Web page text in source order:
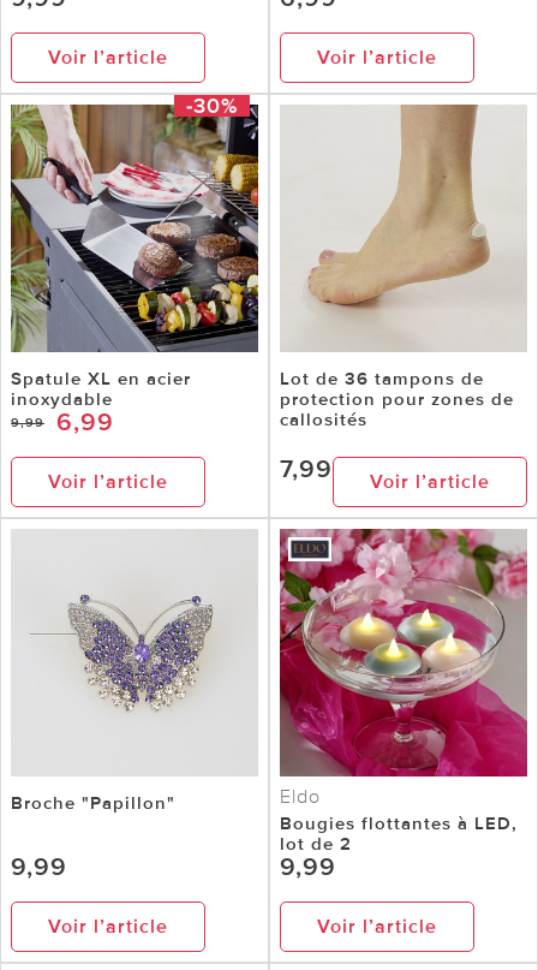
Voir l’article Voir l’article
-30%
Spatule XL en acier
inoxydable
9,99 6,99
Voir l’article
Lot de 36 tampons de
protection pour zones de
callosités
7,99 Voir l’article
Broche "Papillon"
9,99
Voir l’article
Eldo
Bougies flottantes à LED,
lot de 2
9,99
Voir l’article